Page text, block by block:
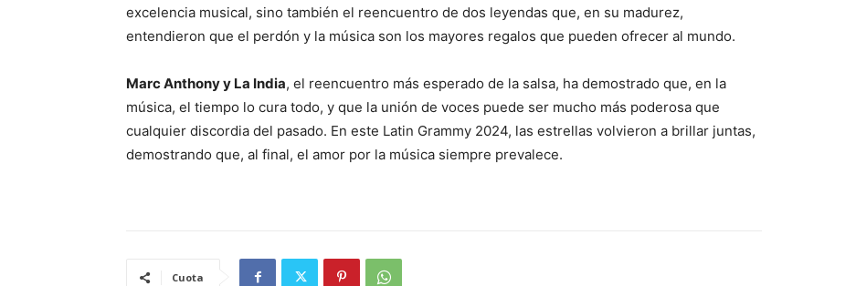
excelencia musical, sino también el reencuentro de dos leyendas que, en su madurez,
entendieron que el perdón y la música son los mayores regalos que pueden ofrecer al mundo.
Marc Anthony y La India, el reencuentro más esperado de la salsa, ha demostrado que, en la
música, el tiempo lo cura todo, y que la unión de voces puede ser mucho más poderosa que
cualquier discordia del pasado. En este Latin Grammy 2024, las estrellas volvieron a brillar juntas,
demostrando que, al final, el amor por la música siempre prevalece.
Cuota